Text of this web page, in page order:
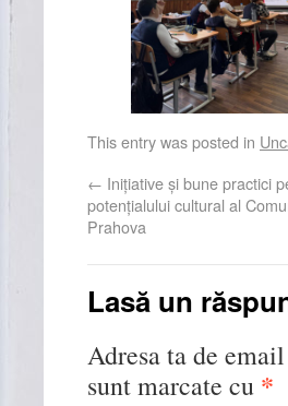
This entry was posted in
← Inițiative și bune practici
potențialului cultural al
Prahova
Lasă un
Adresa ta de
sunt marcate cu *